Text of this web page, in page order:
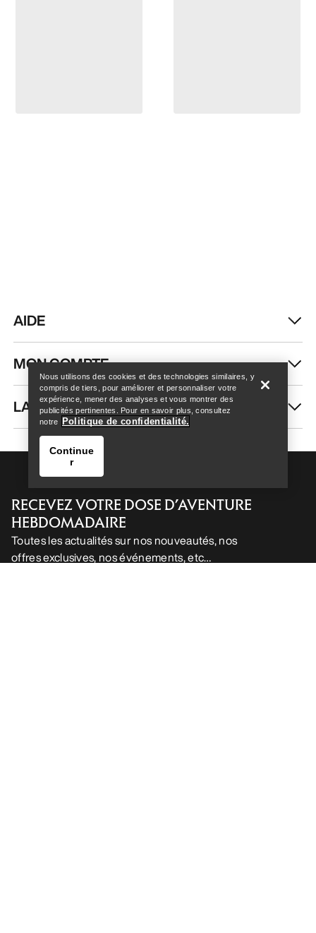
Help
Help
AIDE
MON COMPTE
LAVAGE ET RÉPARATION
RECEVEZ VOTRE DOSE D’AVENTURE
HEBDOMADAIRE
Toutes les actualités sur nos nouveautés, nos
offres exclusives, nos événements, etc…
Nous utilisons des cookies et des technologies similaires, y
compris de tiers, pour améliorer et personnaliser votre
expérience, mener des analyses et vous montrer des
publicités pertinentes. Pour en savoir plus, consultez
notre
Politique de confidentialité.
Continue
r